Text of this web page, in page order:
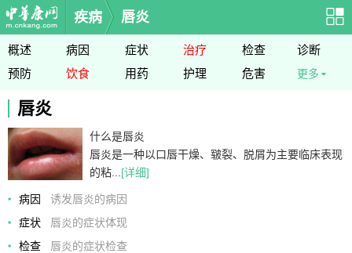
疾病 唇炎
概述 病因 症状 治疗 检查
诊断
预防
饮食 用药 护理 危害 更多
唇炎
什么是唇炎
唇炎是一种以口唇干燥、皲裂、脱屑为主要临床表现
的粘... [详细]
病因
诱发唇炎的病因
症状
唇炎的症状体现
检查
唇炎的症状检查